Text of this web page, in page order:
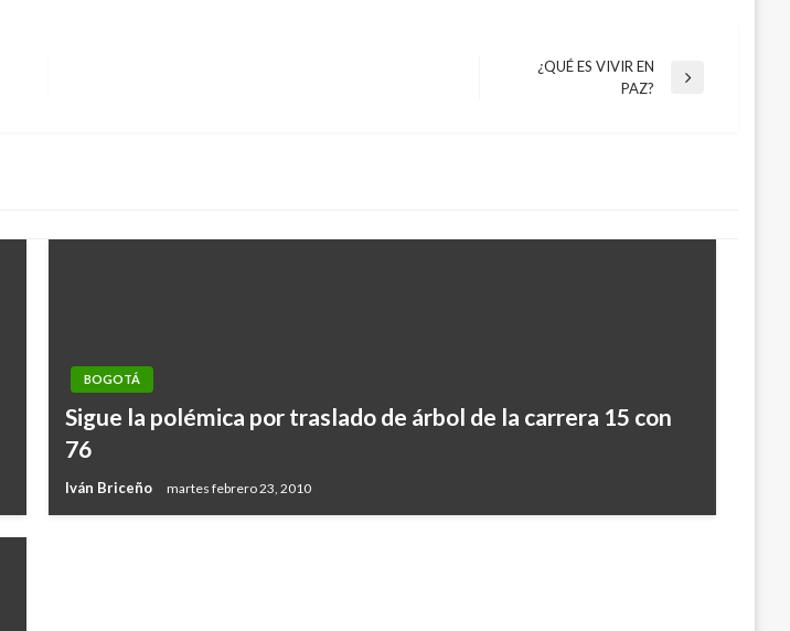
¿QUÉ ES VIVIR EN
PAZ?
BOGOTÁ
Sigue la polémica por traslado de árbol de la carrera 15 con
76
Iván Briceño martes febrero 23, 2010
Fiscalía ocupa bienes por $60 mil millones y captura a 5